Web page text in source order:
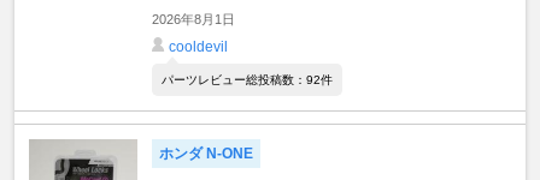
2026年8月1日
cooldevil
パーツレビュー総投稿数：92件
ホンダ N-ONE